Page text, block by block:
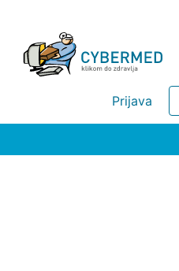
Prijava